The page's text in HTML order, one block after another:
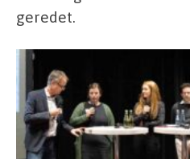
geredet.